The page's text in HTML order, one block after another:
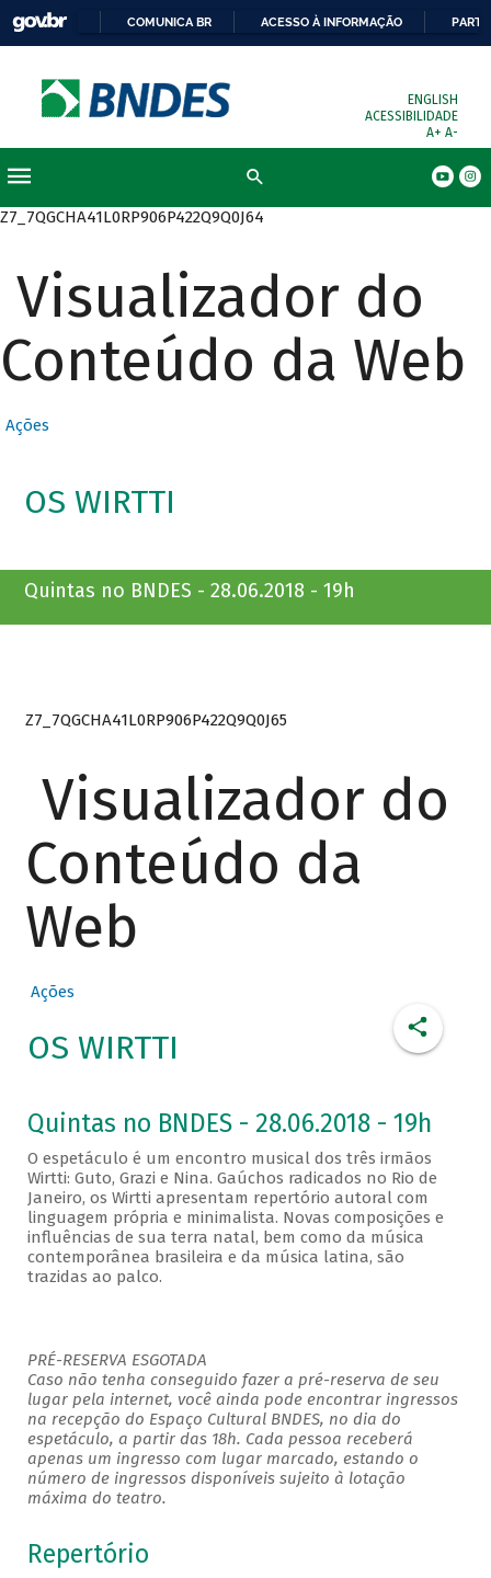
COMUNICA BR ACESSO À INFORMAÇÃO
ENGLISH
ACESSIBILIDADE
A+ A-
Z7_7QGCHA41L0RP906P422Q9Q0J64
Visualizador do
Conteúdo da Web
Ações
OS WIRTTI
Quintas no BNDES - 28.06.2018 - 19h
Z7_7QGCHA41L0RP906P422Q9Q0J65
Visualizador do
Conteúdo da
Web
Ações
OS WIRTTI
Quintas no BNDES - 28.06.2018 - 19h
O espetáculo é um encontro musical dos três irmãos
Wirtti: Guto, Grazi e Nina. Gaúchos radicados no Rio de
Janeiro, os Wirtti apresentam repertório autoral com
linguagem própria e minimalista. Novas composições e
influências de sua terra natal, bem como da música
contemporânea brasileira e da música latina, são
trazidas ao palco.
PRÉ-RESERVA ESGOTADA
Caso não tenha conseguido fazer a pré-reserva de seu
lugar pela internet, você ainda pode encontrar ingressos
na recepção do Espaço Cultural BNDES, no dia do
espetáculo, a partir das 18h. Cada pessoa receberá
apenas um ingresso com lugar marcado, estando o
número de ingressos disponíveis sujeito à lotação
máxima do teatro.
Repertório